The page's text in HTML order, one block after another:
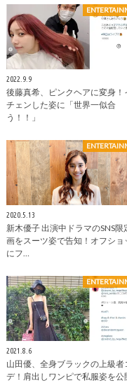
2022.9.9
後藤真希、ピンクヘアに変身！
チェンした姿に「世界一似合
う！！」
2020.5.13
新木優子 出演中ドラマのSNS限
画をスーツ姿で告知！オフショ
にフ…
2021.8.6
山田優、全身ブラックの上級者
デ！肩出しワンピで私服姿を公